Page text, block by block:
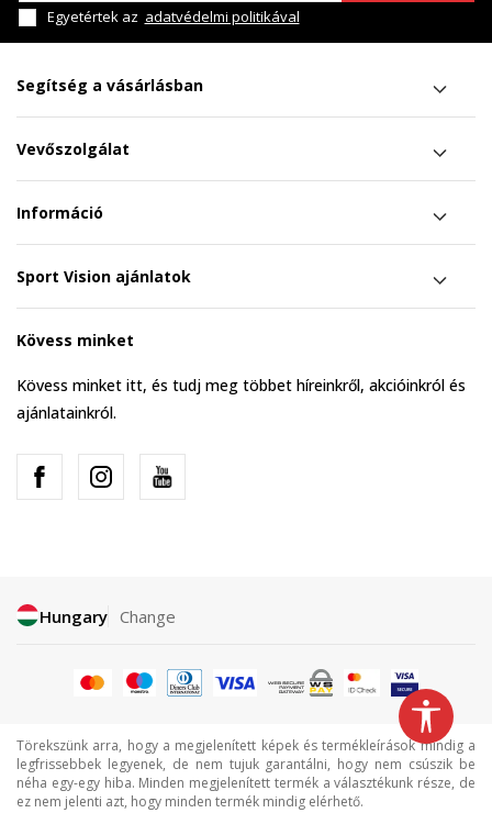
Egyetértek az adatvédelmi politikával
Segítség a vásárlásban
Vevőszolgálat
Információ
Sport Vision ajánlatok
Kövess minket
Kövess minket itt, és tudj meg többet híreinkről, akcióinkról és
ajánlatainkról.
Hungary Change
Törekszünk arra, hogy a megjelenített képek és termékleírások mindig a
legfrissebbek legyenek, de nem tujuk garantálni, hogy nem csúszik be
néha egy-egy hiba. Minden megjelenített termék a választékunk része, de
ez nem jelenti azt, hogy minden termék mindig elérhető.